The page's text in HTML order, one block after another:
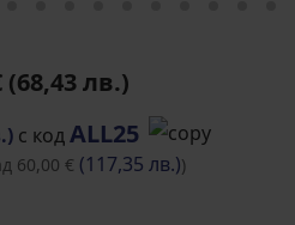
(68,43 лв.)
с кодALL25
60,00 € (117,35 лв.))